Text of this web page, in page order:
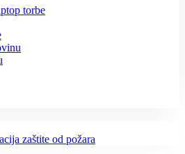
torbe
zaštite od požara